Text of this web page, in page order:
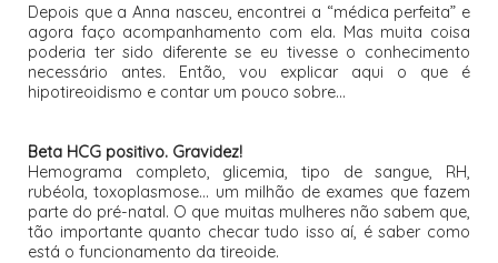
Depois que a Anna nasceu, encontrei a “médica perfeita” e
agora faço acompanhamento com ela. Mas muita coisa
poderia ter sido diferente se eu tivesse o conhecimento
necessário antes. Então, vou explicar aqui o que é
hipotireoidismo e contar um pouco sobre...
Beta HCG positivo. Gravidez!
Hemograma completo, glicemia, tipo de sangue, RH,
rubéola, toxoplasmose... um milhão de exames que fazem
parte do pré-natal. O que muitas mulheres não sabem que,
tão importante quanto checar tudo isso aí, é saber como
está o funcionamento da tireoide.